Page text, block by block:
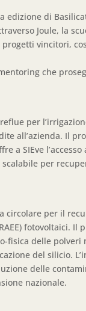
edizione di
Joule, la
progetti vincitori,
che
per
all’azienda. Il
a SIEve l’accesso
per
circolare per il
fotovoltaici. Il
fisica delle
del silicio.
delle
nazionale.